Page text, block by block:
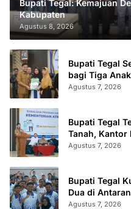
Bupati Tegal: Kemajuan
Kabupaten
Agustus 8, 2026
Bupati Tegal
bagi Tiga
Agustus 7, 2026
Bupati Tegal
Tanah, Kantor
Sertifikat Terbit
Agustus 7, 2026
Bupati Tegal
Dua di
Agustus 7, 2026